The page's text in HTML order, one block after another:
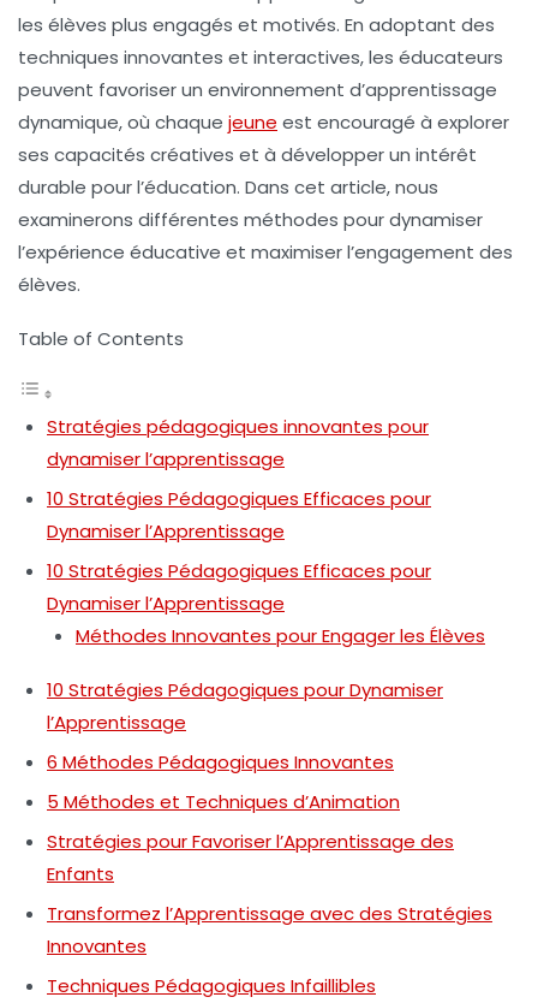
les élèves plus engagés et motivés. En adoptant des
techniques innovantes et interactives, les éducateurs
peuvent favoriser un environnement d’apprentissage
dynamique, où chaque jeune est encouragé à explorer
ses capacités créatives et à développer un intérêt
durable pour l’éducation. Dans cet article, nous
examinerons différentes méthodes pour dynamiser
l’expérience éducative et maximiser l’engagement des
élèves.
Table of Contents
Stratégies pédagogiques innovantes pour
dynamiser l’apprentissage
10 Stratégies Pédagogiques Efficaces pour
Dynamiser l’Apprentissage
10 Stratégies Pédagogiques Efficaces pour
Dynamiser l’Apprentissage
Méthodes Innovantes pour Engager les Élèves
10 Stratégies Pédagogiques pour Dynamiser
l’Apprentissage
6 Méthodes Pédagogiques Innovantes
5 Méthodes et Techniques d’Animation
Stratégies pour Favoriser l’Apprentissage des
Enfants
Transformez l’Apprentissage avec des Stratégies
Innovantes
Techniques Pédagogiques Infaillibles